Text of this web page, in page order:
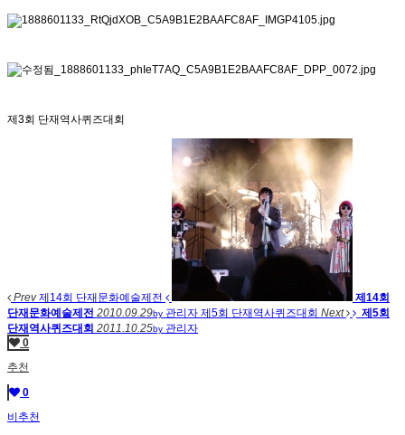
제3회 단재역사퀴즈대회
Prev제14회 단재문화예술제전
제14회
단재문화예술제전 2010.09.29by 관리자 제5회 단재역사퀴즈대회 Next
제5회
단재역사퀴즈대회 2011.10.25by 관리자
0
추천
0
비추천